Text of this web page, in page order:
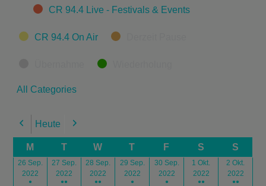
CategoriesCR 94.4 Live - Festivals & Events
CR 94.4 On Air
All Categories
Previous
Heute Next
M T W T F S S
26 Sep.
2022
●
27 Sep.
2022
●●
28 Sep.
2022
●●
29 Sep.
2022
●
30 Sep.
2022
●
1 Okt.
2022
●●
2 Okt.
2022
●●